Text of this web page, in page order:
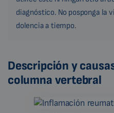
diagnóstico. No posponga la
dolencia a tiempo.
Descripción y
columna vertebral